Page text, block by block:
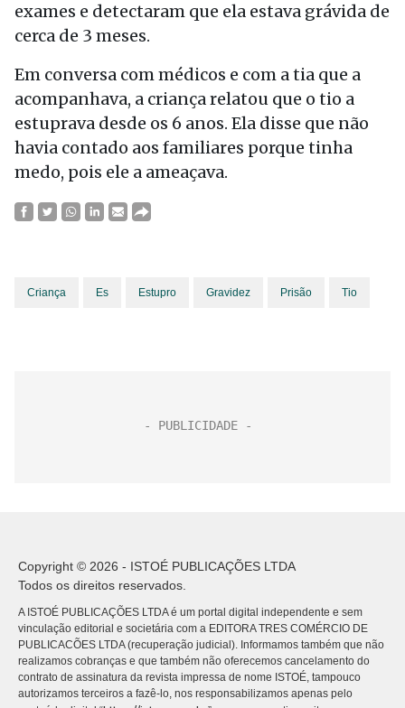
exames e detectaram que ela estava grávida de
cerca de 3 meses.
Em conversa com médicos e com a tia que a
acompanhava, a criança relatou que o tio a
estuprava desde os 6 anos. Ela disse que não
havia contado aos familiares porque tinha
medo, pois ele a ameaçava.
Criança Es Estupro Gravidez Prisão Tio
Copyright © 2026 - ISTOÉ PUBLICAÇÕES LTDA
Todos os direitos reservados.
A ISTOÉ PUBLICAÇÕES LTDA é um portal digital independente e sem
vinculação editorial e societária com a EDITORA TRES COMÉRCIO DE
PUBLICACÕES LTDA (recuperação judicial). Informamos também que não
realizamos cobranças e que também não oferecemos cancelamento do
contrato de assinatura da revista impressa de nome ISTOÉ, tampouco
autorizamos terceiros a fazê-lo, nos responsabilizamos apenas pelo